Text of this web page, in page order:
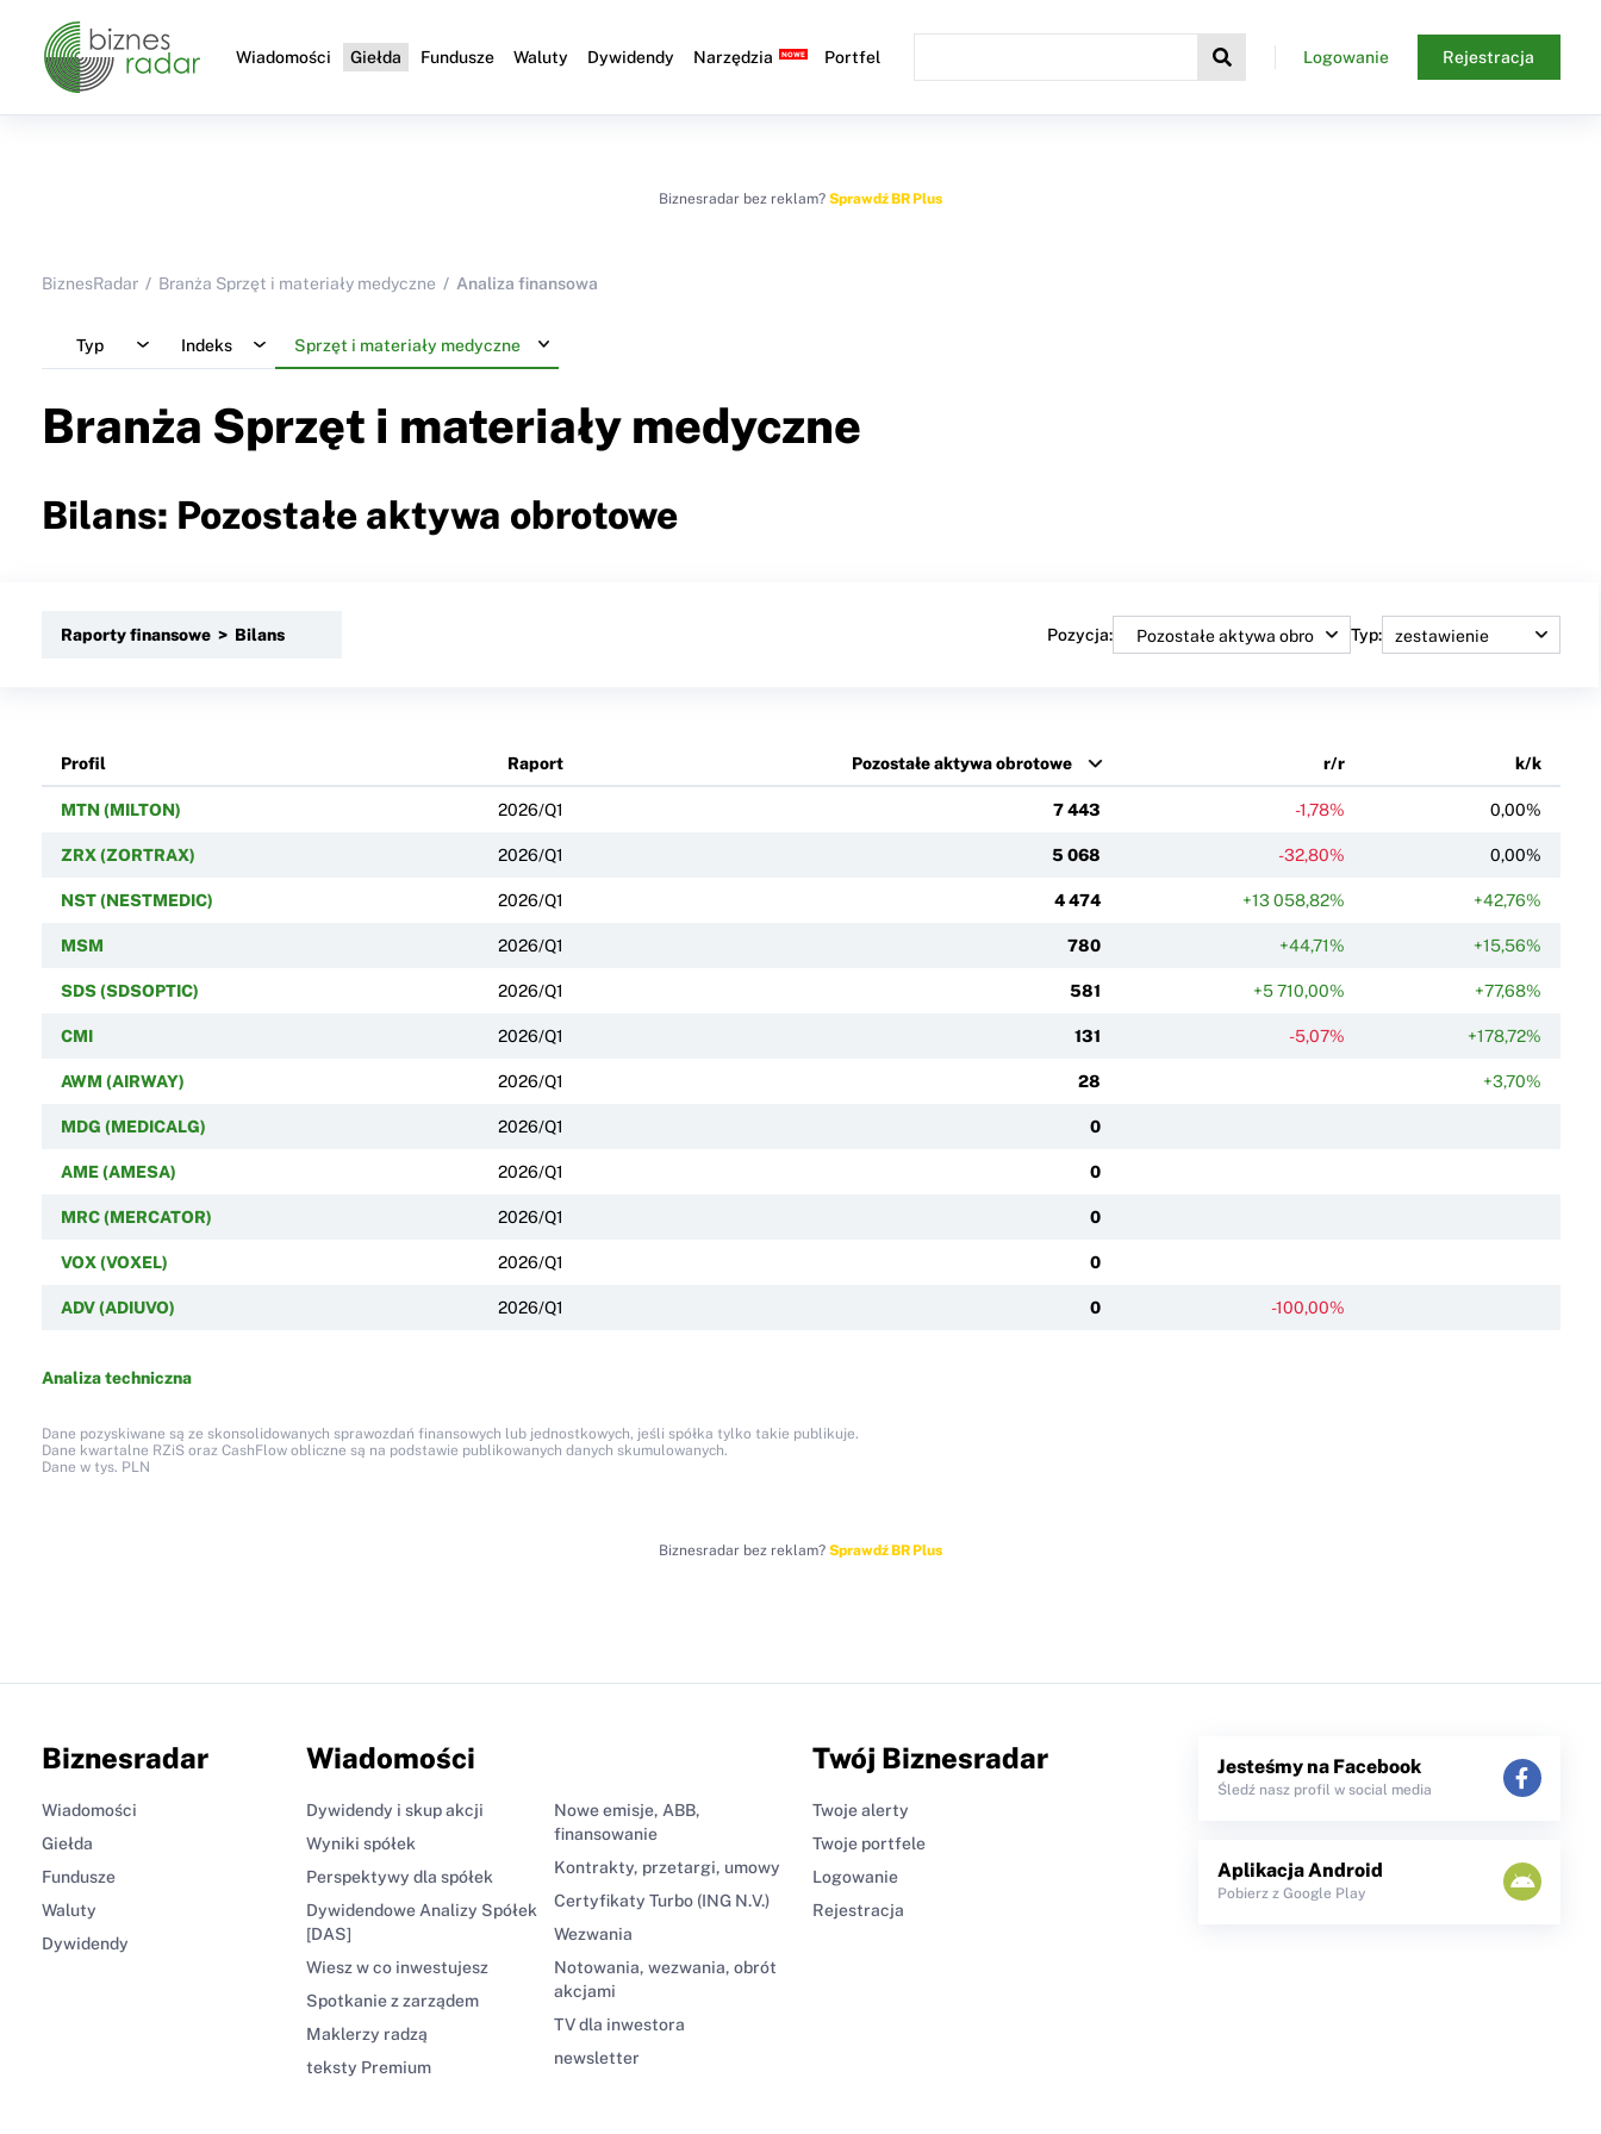
Wiadomości Giełda Fundusze Waluty Dywidendy Narzędzia Portfel Logowanie Rejestracja
Biznesradar bez reklam? Sprawdź BR Plus
BiznesRadar Branża Sprzęt i materiały medyczne Analiza finansowa
Typ Indeks Sprzęt i materiały medyczne
Branża Sprzęt i materiały medyczne
Bilans: Pozostałe aktywa obrotowe
Raporty finansowe > Bilans Pozycja: Typ:
Profil Raport Pozostałe aktywa obrotowe r/r k/k
MTN (MILTON) 2026/Q1 7 443 -1,78% 0,00%
ZRX (ZORTRAX) 2026/Q1 5 068 -32,80% 0,00%
NST (NESTMEDIC) 2026/Q1 4 474 +13 058,82% +42,76%
MSM 2026/Q1 780 +44,71% +15,56%
SDS (SDSOPTIC) 2026/Q1 581 +5 710,00% +77,68%
CMI 2026/Q1 131 -5,07% +178,72%
AWM (AIRWAY) 2026/Q1 28 +3,70%
MDG (MEDICALG) 2026/Q1 0
AME (AMESA) 2026/Q1 0
MRC (MERCATOR) 2026/Q1 0
VOX (VOXEL) 2026/Q1 0
ADV (ADIUVO) 2026/Q1 0 -100,00%
Analiza techniczna
Dane pozyskiwane są ze skonsolidowanych sprawozdań finansowych lub jednostkowych, jeśli spółka tylko takie publikuje.
Dane kwartalne RZiS oraz CashFlow obliczne są na podstawie publikowanych danych skumulowanych.
Dane w tys. PLN
Biznesradar bez reklam? Sprawdź BR Plus
Biznesradar
Wiadomości
Giełda
Fundusze
Waluty
Dywidendy
Wiadomości
Dywidendy i skup akcji
Wyniki spółek
Perspektywy dla spółek
Dywidendowe Analizy Spółek
[DAS]
Wiesz w co inwestujesz
Spotkanie z zarządem
Maklerzy radzą
teksty Premium
Nowe emisje, ABB,
finansowanie
Kontrakty, przetargi, umowy
Certyfikaty Turbo (ING N.V.)
Wezwania
Notowania, wezwania, obrót
akcjami
TV dla inwestora
newsletter
Twój Biznesradar
Twoje alerty
Twoje portfele
Logowanie
Rejestracja
Jesteśmy na Facebook
Śledź nasz profil w social media
Aplikacja Android
Pobierz z Google Play